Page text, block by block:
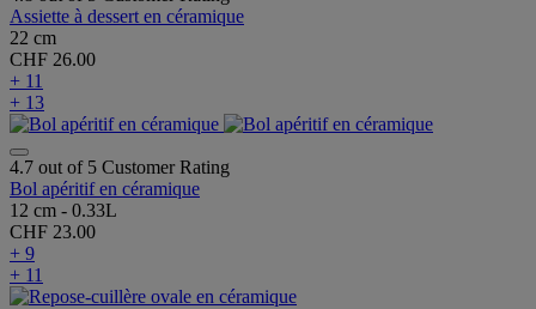
Assiette à dessert en céramique
22 cm
CHF 26.00
+ 11
+ 13
4.7 out of 5 Customer Rating
Bol apéritif en céramique
12 cm - 0.33L
CHF 23.00
+ 9
+ 11